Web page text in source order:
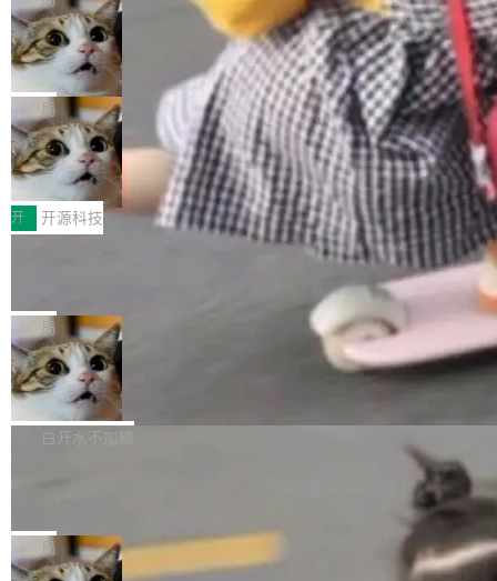
现实 过去两年，CIO们的焦虑清单上多了两项：
一是如何让大模型和智能体应用安全地从PoC走
向生产，二是如何让测试团队跟得上AI应用...
设置，如果用布尔值 + 可空字段来表示——bool
ean 表示是否可切换，nullable 的默认模式、浅
色方案、深色方案——会产生大量无意义的组
合。方案缺了、配置冲突了、全 null 了。要知道
哪些组合有效，作者说，你得靠"文档、校验、或
者部落知识"。 换个写法。Rust 的 enum，两个
变体：Switchable...
个"AI 知识库 + 聊天机器人"——每个大厂都在
做，没什么新鲜的。 但 Kenton Varda 在 Twitte
r 上把事情说清楚了： 今天我们发布了 Cloudfla
re OS，一个带连接器的聊天机器人，跟其他所
有科技公司做的一样。只不过，实际上它不一
样。这是 Sandstorm.io 的重制版，我十年前的
那个创业公司。不同的是，这次它构建在 Cloudf
lare Workers 上——我花了九年时间搭建的平台
——并且深度集成了 AI。这基本上是我十年秘密
Deno 团队开源 Celld，可自托管的分
布式 Durable Objects
Ryan Dahl 领导的 Deno 团队推出了最新开源项
目 Celld，一个能在自己机器上运行 Cloudflare
Workers 和 Durable Objects 的守护进程。 设
计思路很直接：每个对象是一个独立的 SQLite
数据库，按名称寻址，复制到你自己的 S3 兼容
存储库里。节点之间只通过这个存储库协调——
没有控制平面，没有共识协议。每个对象自带一
个小型数据库，应用天然按分片构建，单个数据
库的竞争和爆炸半径问题在设计层面就被消除
了。 闲置的 cell 会休眠到几乎不占资源。当 cel
l 迁移或唤醒时，新宿主从 S3 恢复 SQLite 数据
库继续执行。存储库是持久化的唯一真相...
局
鲁大师7月新机性能/流畅/AI榜：vivo夺
性能、流畅双第一，三星Galaxy Z系列
新折叠缺席
2026年7月的手机市场，由于存储等硬件成本暴
增，手机厂商的日子也不好过啊，新机速度明显
放缓，因此硝烟味淡了许多。新机参数规格除开
高价的三星折叠（三星Galaxy Z Fold8 Ultra / Z
Fold8 / Z Flip8）外，其余要么是中低端机器，
例如iQOO Z11i、REDMI Note 17、REDMI No
te 17 Pro、OPPO K15，要么是vivo X300 E这
样的次旗舰。 Galaxy Z Fold8 Ultra / Z Fold8 /
Z Flip8三款折叠屏新机均在7月22日发布，且全
部搭载骁龙8 Elite Gen5 for Galaxy，它们本该
开 开源科技
Zed 编辑器团队发布了新项目——DeltaDB，一
个在 git commit 之间记录每一次编辑操作的版
本控制系统。目前处于 Early Access 阶段。 De
ltaDB 的核心思路直接写在 landing page 最显
眼的位置：「Software is made between com
mits」——软件是在 commit 之间写出来的。git
是把这段空隙补上。 回退到任何一次编辑：Delt
aDB 捕获 commit 之间的每一次操作，...
局
SpaceXAI 单季资本开支达 183 亿美元
根据风险投资人Tomer Tunguz 博客（VC 分
析）披露的最新分析与第二季度业绩报告，Spac
微软同期总资本开支的四成。 与亚马逊、Alpha
bet、微软以及 Meta 等传统科技巨头相比，Spa
白开水不加糖
一个在终端里运行的编程 agent；Muse Spark
1.2，驱动这个 agent 的新模型。一句话概括：
局